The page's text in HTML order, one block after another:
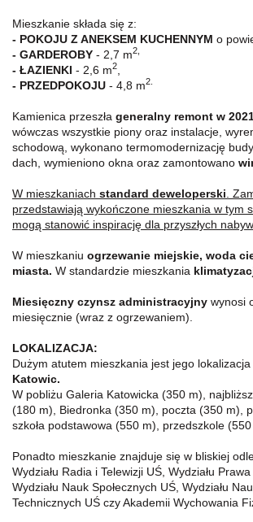
Mieszkanie składa się z:
- POKOJU Z ANEKSEM KUCHENNYM o
- GARDEROBY - 2,7 m2,
- ŁAZIENKI - 2,6 m2
- PRZEDPOKOJU - 4,8 m2.
Kamienica przeszła generalny remont w
wówczas wszystkie piony oraz instalacje,
schodową, wykonano termomodernizację
dach, wymieniono okna oraz zamontowano
W mieszkaniach standard deweloperski .
przedstawiają wykończone mieszkania w tym
mogą stanowić inspirację dla przyszłych
W mieszkaniu ogrzewanie miejskie, woda
miasta. W standardzie mieszkania
Miesięczny czynsz administracyjny wynosi
miesięcznie (wraz z ogrzewaniem).
LOKALIZACJA:
Dużym atutem mieszkania jest jego lokalizacja
Katowic.
W pobliżu Galeria Katowicka (350 m),
(180 m), Biedronka (350 m), poczta (350 m),
szkoła podstawowa (550 m), przedszkole (550
Ponadto mieszkanie znajduje się w bliskiej
Wydziału Radia i Telewizji UŚ, Wydziału
Wydziału Nauk Społecznych UŚ, Wydziału
Technicznych UŚ czy Akademii Wychowania